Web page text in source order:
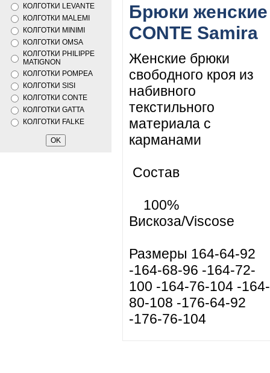
КОЛГОТКИ LEVANTE
КОЛГОТКИ MALEMI
КОЛГОТКИ MINIMI
КОЛГОТКИ OMSA
КОЛГОТКИ PHILIPPE
MATIGNON
КОЛГОТКИ POMPEA
КОЛГОТКИ SISI
КОЛГОТКИ CONTE
КОЛГОТКИ GATTA
КОЛГОТКИ FALKE
Брюки женские
CONTE Samira
Женские брюки
свободного кроя из
набивного
текстильного
материала с
карманами
Состав
100%
Вискоза/Viscose
Размеры 164-64-92
-164-68-96 -164-72-
100 -164-76-104 -164-
80-108 -176-64-92
-176-76-104